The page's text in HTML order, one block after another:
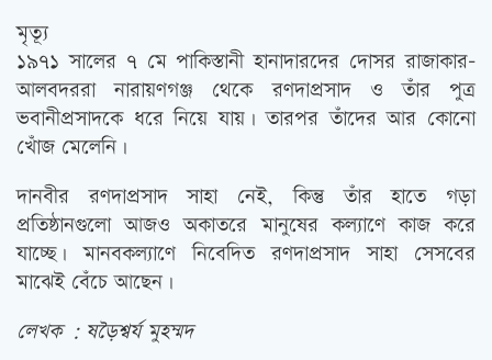
মৃত্যূ
১৯৭১ সালের ৭ মে পাকিস্তানী হানাদারদের দোসর রাজাকার-
আলবদররা নারায়ণগঞ্জ থেকে রণদাপ্রসাদ ও তাঁর পুত্র
ভবানীপ্রসাদকে ধরে নিয়ে যায়। তারপর তাঁদের আর কোনো
খোঁজ মেলেনি।
দানবীর রণদাপ্রসাদ সাহা নেই, কিন্তু তাঁর হাতে গড়া
প্রতিষ্ঠানগুলো আজও অকাতরে মানুষের কল্যাণে কাজ করে
যাচ্ছে। মানবকল্যাণে নিবেদিত রণদাপ্রসাদ সাহা সেসবের
মাঝেই বেঁচে আছেন।
লেখক : ষড়ৈশ্বর্য মুহম্মদ